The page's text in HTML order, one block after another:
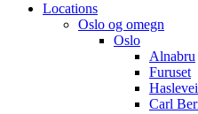
Locations
Oslo og omegn
Oslo
Alnabru
Furuset
Carl